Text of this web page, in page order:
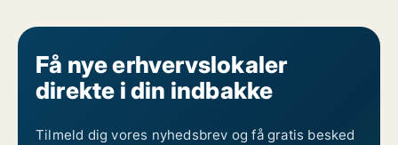
Få nye erhvervslokaler
direkte i din indbakke
Tilmeld dig vores nyhedsbrev og få gratis besked